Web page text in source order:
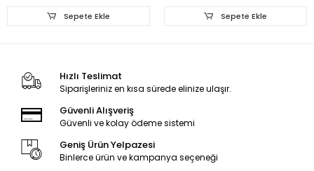
Sepete Ekle Sepete Ekle
Hızlı Teslimat
Siparişleriniz en kısa sürede elinize ulaşır.
Güvenli Alışveriş
Güvenli ve kolay ödeme sistemi
Geniş Ürün Yelpazesi
Binlerce ürün ve kampanya seçeneği